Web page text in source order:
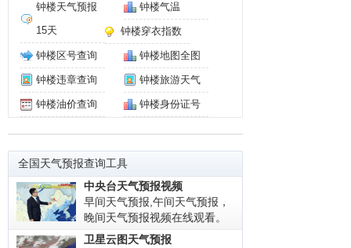
钟楼天气预报
15天
钟楼气温
钟楼穿衣指数
钟楼地图全图
钟楼区号查询
钟楼旅游天气
钟楼违章查询
钟楼身份证号
钟楼油价查询
全国天气预报查询工具
中央台天气预报视频
早间天气预报,午间天气预报，
晚间天气预报视频在线观看。
卫星云图天气预报